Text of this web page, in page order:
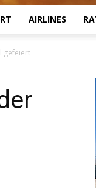
AIRLINES
gefeiert